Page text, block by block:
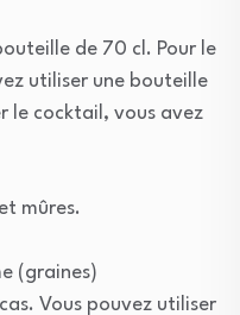
de 70 cl. Pour le
utiliser une bouteille
le cocktail, vous avez
mûres.
(graines)
Vous pouvez utiliser